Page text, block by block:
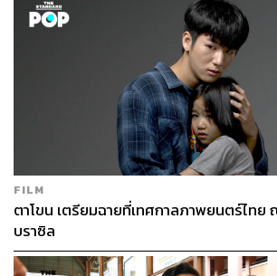
FILM
ตาโขน เตรียมฉายที่เทศกาลภาพยนตร์ไทย
บราซิล